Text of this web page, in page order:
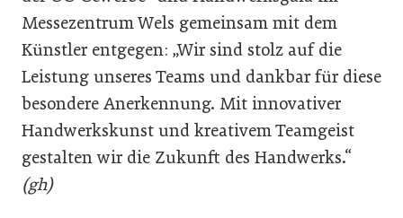
Messezentrum Wels gemeinsam mit dem
Künstler entgegen: „Wir sind stolz auf die
Leistung unseres Teams und dankbar für diese
besondere Anerkennung. Mit innovativer
Handwerkskunst und kreativem Teamgeist
gestalten wir die Zukunft des Handwerks.“
(gh)